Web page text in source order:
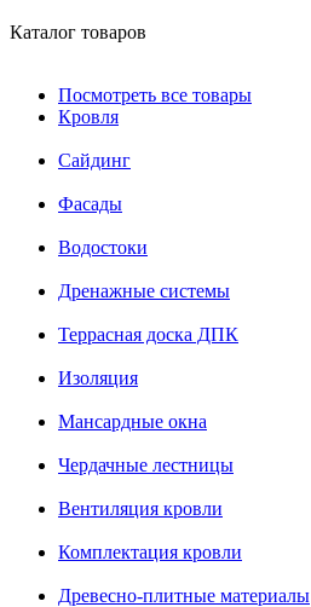
Каталог товаров
Посмотреть все товары
Кровля
Сайдинг
Фасады
Водостоки
Дренажные системы
Террасная доска ДПК
Изоляция
Мансардные окна
Чердачные лестницы
Вентиляция кровли
Комплектация кровли
Древесно-плитные материалы